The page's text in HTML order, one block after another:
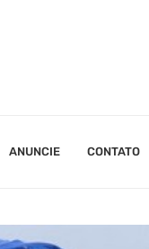
ANUNCIE CONTATO